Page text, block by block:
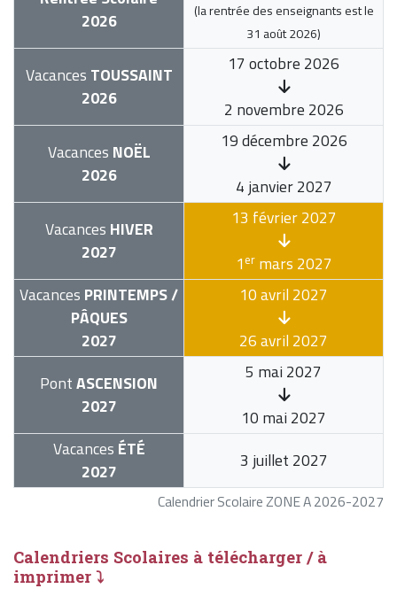
Calendrier Scolaire ZONE A 2026-2027
2026
(la rentrée des enseignants est le
31 août 2026)
Vacances TOUSSAINT
2026
17 octobre 2026
2 novembre 2026
Vacances NOËL
2026
19 décembre 2026
4 janvier 2027
Vacances HIVER
2027
13 février 2027
1ermars 2027
Vacances PRINTEMPS /
PÂQUES
2027
10 avril 2027
26 avril 2027
PontASCENSION
2027
5 mai 2027
10 mai 2027
Vacances ÉTÉ
2027
3 juillet 2027
Calendriers Scolaires à télécharger / à
imprimer ⤵